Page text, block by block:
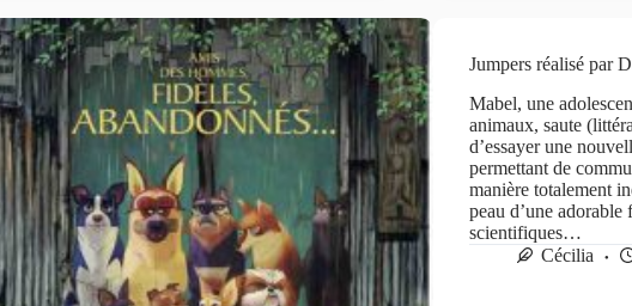
Jumpers réalisé par
Mabel, une
animaux, saute
d’essayer une
permettant de
manière totalement
peau d’une
scientifiques…
Cécilia